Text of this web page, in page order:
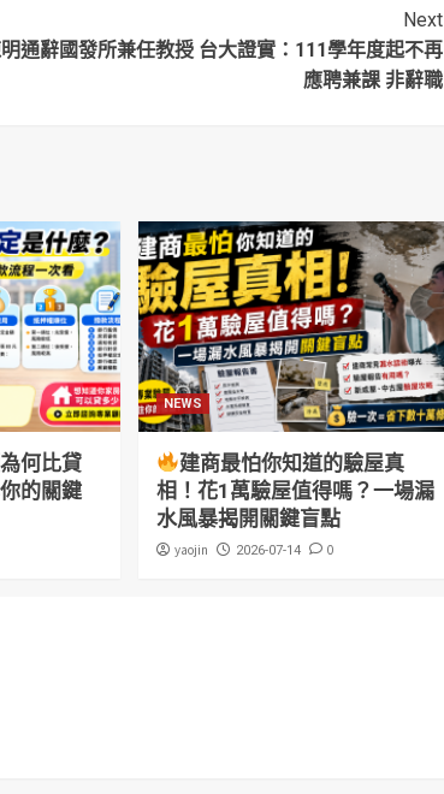
Next
通辭國發所兼任教授 台大證實：111學年度起不再
應聘兼課 非辭職
何比貸
的關鍵
NEWS
建商最怕你知道的驗屋真
相！花1萬驗屋值得嗎？一場漏
水風暴揭開關鍵盲點
yaojin 2026-07-14 0